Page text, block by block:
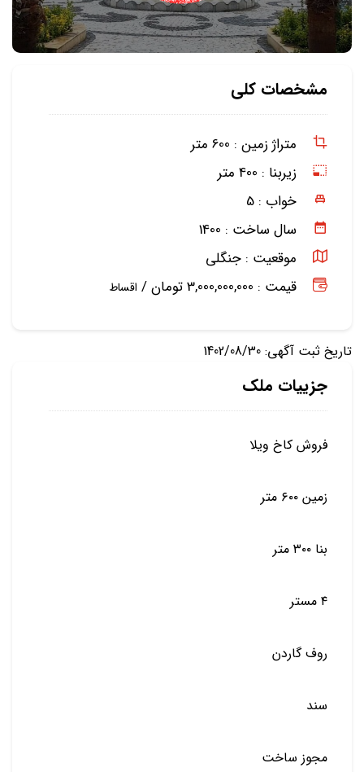
مشخصات کلی
متراژ زمین : 600 متر
زیربنا : 400 متر
خواب : 5
سال ساخت : 1400
موقعیت : جنگلی
قیمت : 3,000,000,000 تومان /
اقساط
تاریخ ثبت آگهی: 1402/08/30
جزییات ملک
فروش کاخ ویلا
زمین ۶۰۰ متر
بنا ۳۰۰ متر
۴ مستر
روف گاردن
سند
مجوز ساخت